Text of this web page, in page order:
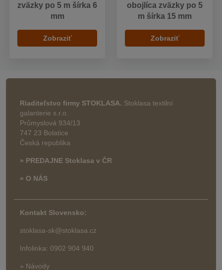
zväzky po 5 m šírka 6
mm
Zobraziť
obojlíca zväzky po 5
m šírka 15 mm
Zobraziť
Riaditeľstvo firmy STOKLASA. Stoklasa textilní
galanterie s.r.o.
Průmyslová 934/13
747 23 Bolatice
Česká republika
» PREDAJNE Stoklasa v ČR
» O NÁS
Kontakt Slovensko:
stoklasa-sk@stoklasa.cz
Infolinka: 0902 904 940
» Návody